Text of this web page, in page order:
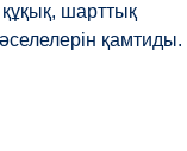
шарттық
қамтиды.